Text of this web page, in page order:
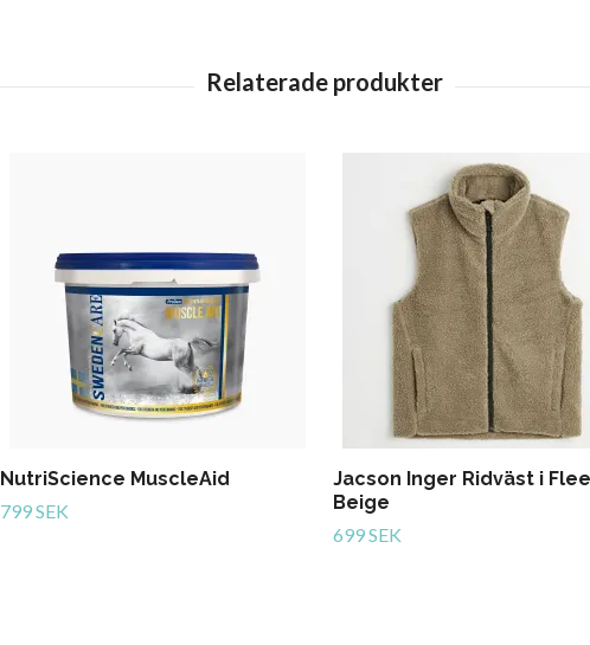
NutriScience MuscleAid
799 SEK
Jacson Inger Ridväst i
Beige
699 SEK